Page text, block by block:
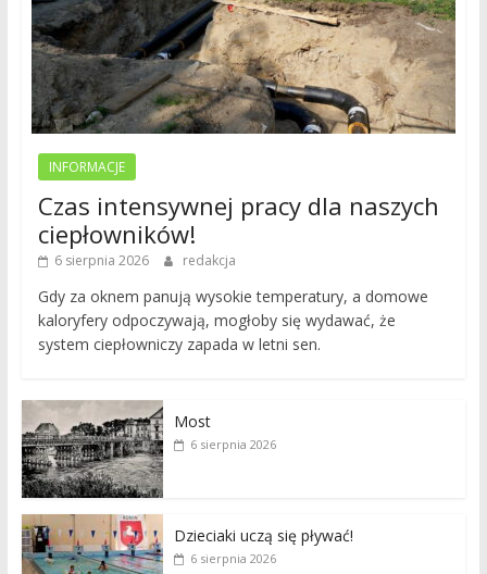
INFORMACJE
Czas intensywnej pracy dla naszych
ciepłowników!
6 sierpnia 2026 redakcja
Gdy za oknem panują wysokie temperatury, a domowe
kaloryfery odpoczywają, mogłoby się wydawać, że
system ciepłowniczy zapada w letni sen.
Most
6 sierpnia 2026
Dzieciaki uczą się pływać!
6 sierpnia 2026